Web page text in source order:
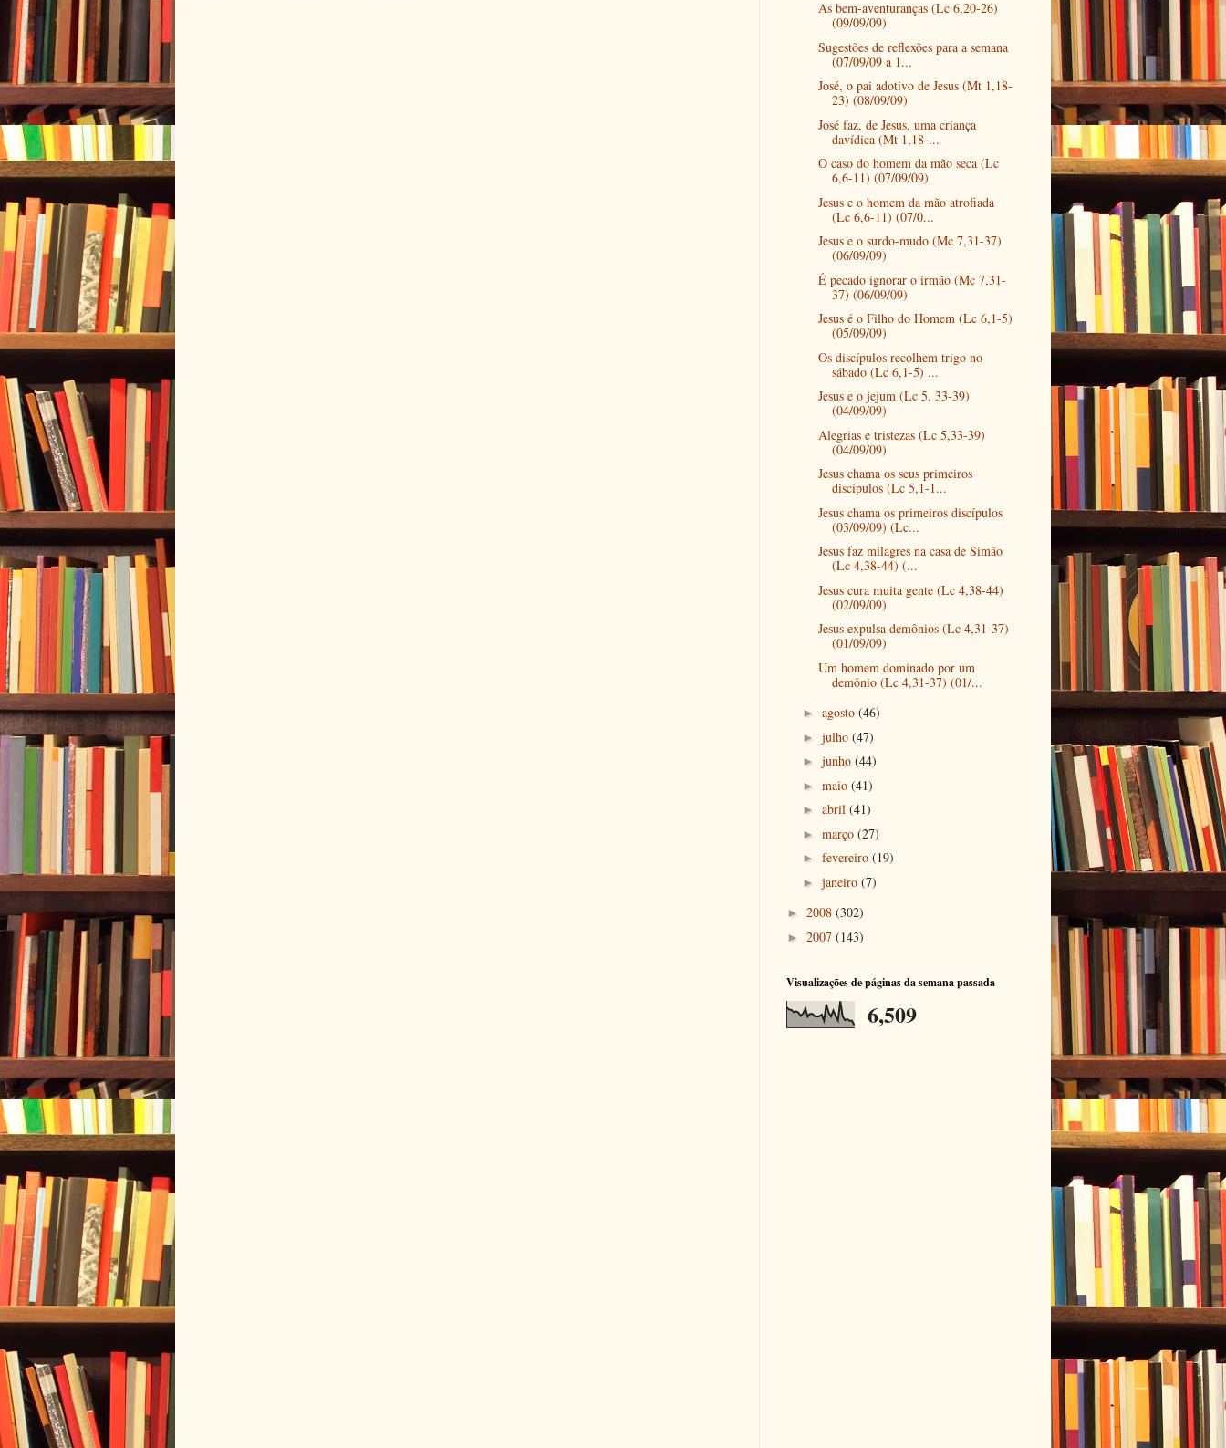
As bem-aventuranças (Lc 6,20-26)
(09/09/09)
Sugestões de reflexões para a semana
(07/09/09 a 1...
José, o pai adotivo de Jesus (Mt 1,18-
23) (08/09/09)
José faz, de Jesus, uma criança
davídica (Mt 1,18-...
O caso do homem da mão seca (Lc
6,6-11) (07/09/09)
Jesus e o homem da mão atrofiada
(Lc 6,6-11) (07/0...
Jesus e o surdo-mudo (Mc 7,31-37)
(06/09/09)
É pecado ignorar o irmão (Mc 7,31-
37) (06/09/09)
Jesus é o Filho do Homem (Lc 6,1-5)
(05/09/09)
Os discípulos recolhem trigo no
sábado (Lc 6,1-5) ...
Jesus e o jejum (Lc 5, 33-39)
(04/09/09)
Alegrias e tristezas (Lc 5,33-39)
(04/09/09)
Jesus chama os seus primeiros
discípulos (Lc 5,1-1...
Jesus chama os primeiros discípulos
(03/09/09) (Lc...
Jesus faz milagres na casa de Simão
(Lc 4,38-44) (...
Jesus cura muita gente (Lc 4,38-44)
(02/09/09)
Jesus expulsa demônios (Lc 4,31-37)
(01/09/09)
Um homem dominado por um
demônio (Lc 4,31-37) (01/...
► agosto (46)
► julho (47)
► junho (44)
► maio (41)
► abril (41)
► março (27)
► fevereiro (19)
► janeiro (7)
► 2008 (302)
► 2007 (143)
Visualizações de páginas da semana passada
6,509